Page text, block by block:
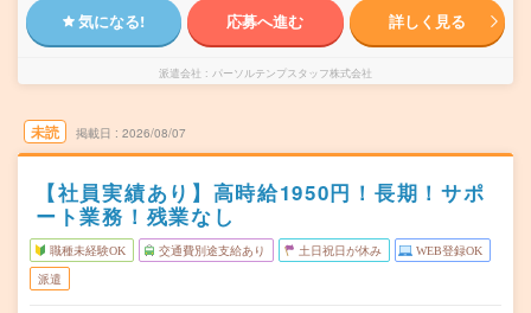
気になる! 応募へ進む 詳しく見る
派遣会社 パーソルテンプスタッフ株式会社
未読 掲載日 2026/08/07
【社員実績あり】高時給1950円！長期！サポ
ート業務！残業なし
職種未経験OK 交通費別途支給あり 土日祝日が休み WEB登録OK
派遣